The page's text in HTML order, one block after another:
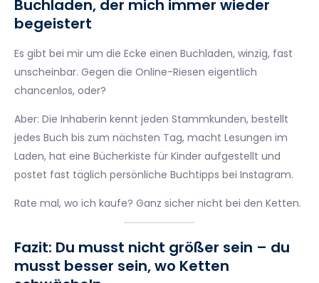
Buchladen, der mich immer wieder
begeistert
Es gibt bei mir um die Ecke einen Buchladen, winzig, fast
unscheinbar. Gegen die Online-Riesen eigentlich
chancenlos, oder?
Aber: Die Inhaberin kennt jeden Stammkunden, bestellt
jedes Buch bis zum nächsten Tag, macht Lesungen im
Laden, hat eine Bücherkiste für Kinder aufgestellt und
postet fast täglich persönliche Buchtipps bei Instagram.
Rate mal, wo ich kaufe? Ganz sicher nicht bei den Ketten.
Fazit: Du musst nicht größer sein – du
musst besser sein, wo Ketten